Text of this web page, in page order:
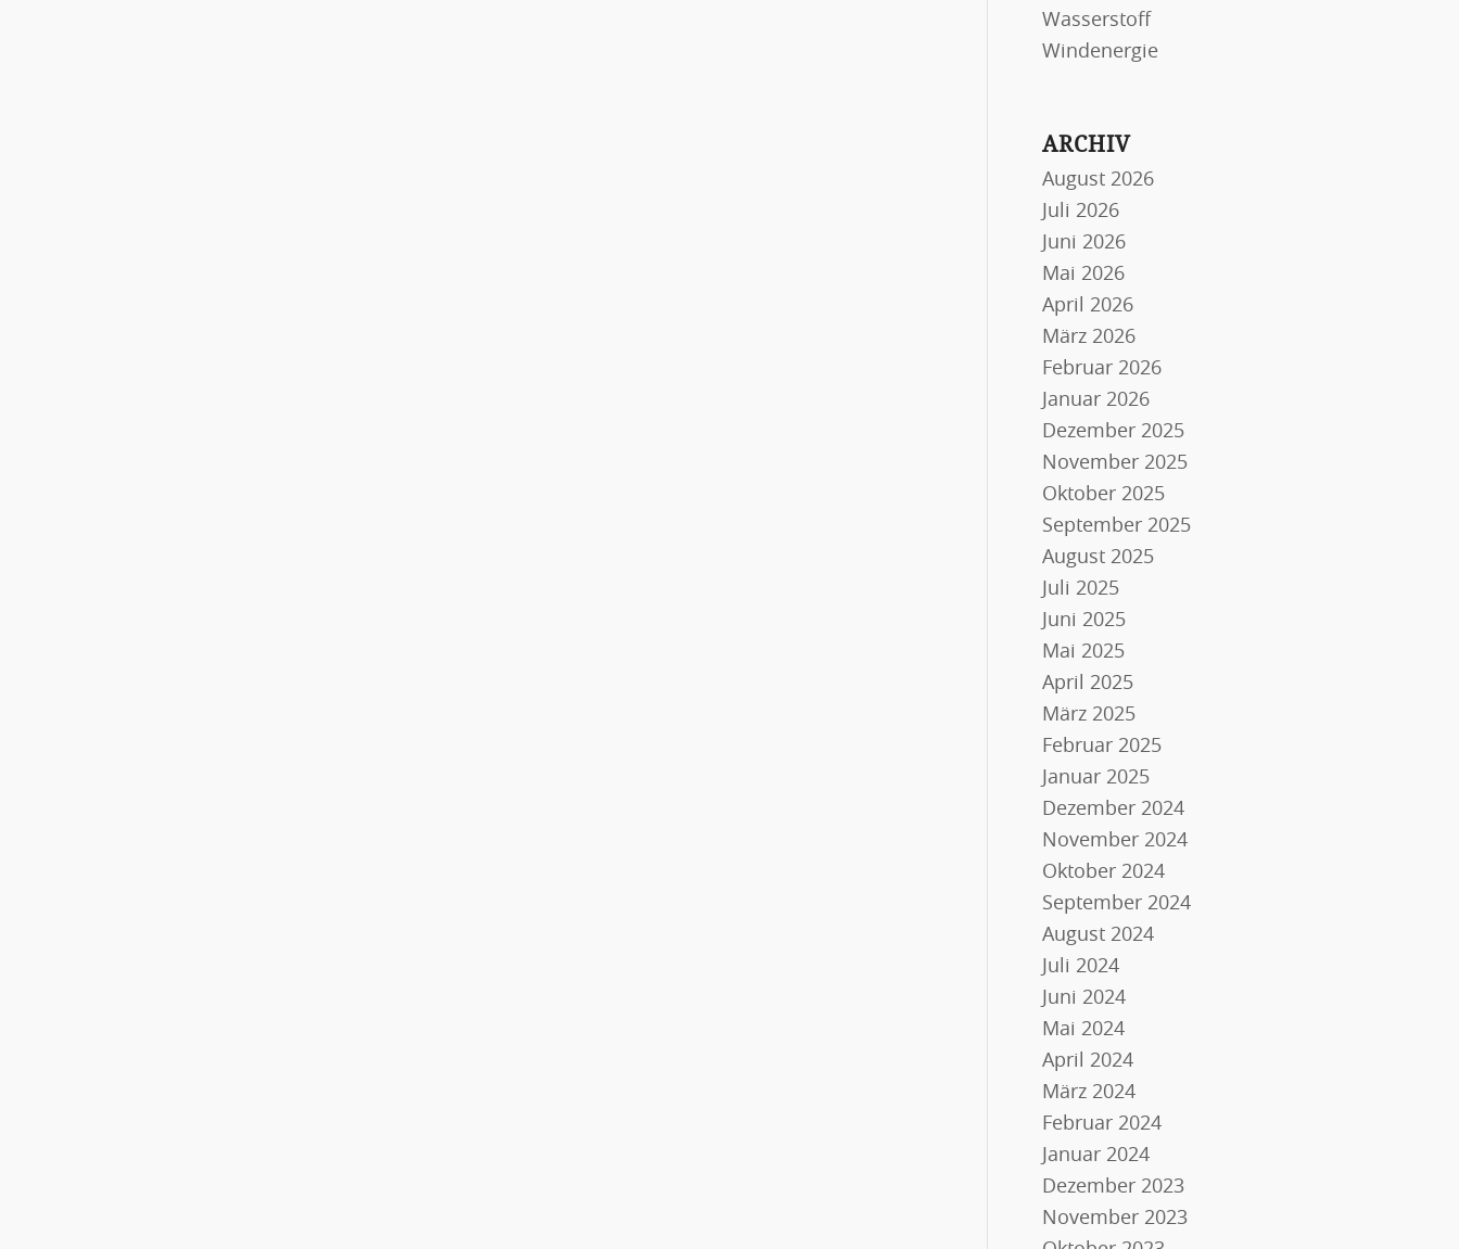
Wasserstoff
Windenergie
ARCHIV
August 2026
Juli 2026
Juni 2026
Mai 2026
April 2026
März 2026
Februar 2026
Januar 2026
Dezember 2025
November 2025
Oktober 2025
September 2025
August 2025
Juli 2025
Juni 2025
Mai 2025
April 2025
März 2025
Februar 2025
Januar 2025
Dezember 2024
November 2024
Oktober 2024
September 2024
August 2024
Juli 2024
Juni 2024
Mai 2024
April 2024
März 2024
Februar 2024
Januar 2024
Dezember 2023
November 2023